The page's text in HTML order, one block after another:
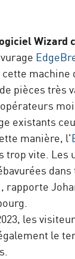
Wizard
cette
pièces très
existants
manière, l'
trop vite.
les
le